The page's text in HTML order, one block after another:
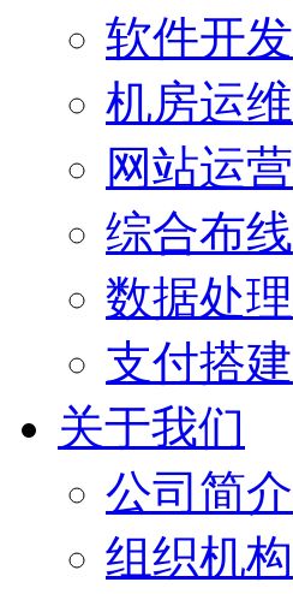
软件开发
机房运维
网站运营
综合布线
数据处理
支付搭建
关于我们
公司简介
组织机构